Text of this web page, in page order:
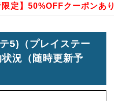
限定】50%OFFクーポンあ
5)（プレイステー
況（随時更新予